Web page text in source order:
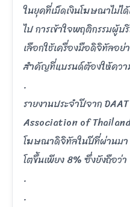
ในยุคที่เม็ดเงินโฆษณาไม่ไ
ไป การเข้าใจพฤติกรรมผู้
เลือกใช้เครื่องมือดิจิทัลอย่
สำคัญที่แบรนด์ต้องให้คว
.
รายงานประจำปีจาก
Association of
โฆษณาดิจิทัลในปีที่ผ่านมา
โตขึ้นเพียง 8% ซึ่งยังถือว่า
.
.